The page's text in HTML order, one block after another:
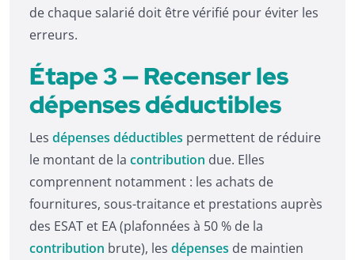
de chaque salarié doit être vérifié pour éviter les
erreurs.
Étape 3 — Recenser les
dépenses déductibles
Les dépenses déductibles permettent de réduire
le montant de la contribution due. Elles
comprennent notamment : les achats de
fournitures, sous-traitance et prestations auprès
des ESAT et EA (plafonnées à 50 % de la
contribution brute), les dépenses de maintien